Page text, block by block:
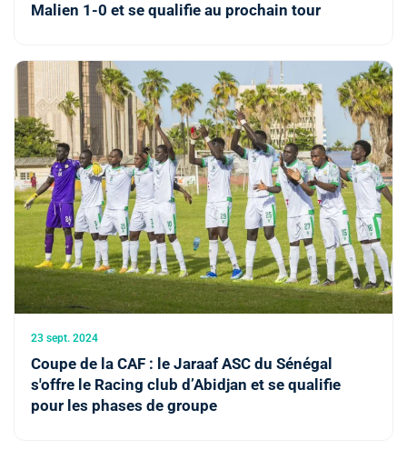
Malien 1-0 et se qualifie au prochain tour
23 sept. 2024
Coupe de la CAF : le Jaraaf ASC du Sénégal
s'offre le Racing club d’Abidjan et se qualifie
pour les phases de groupe